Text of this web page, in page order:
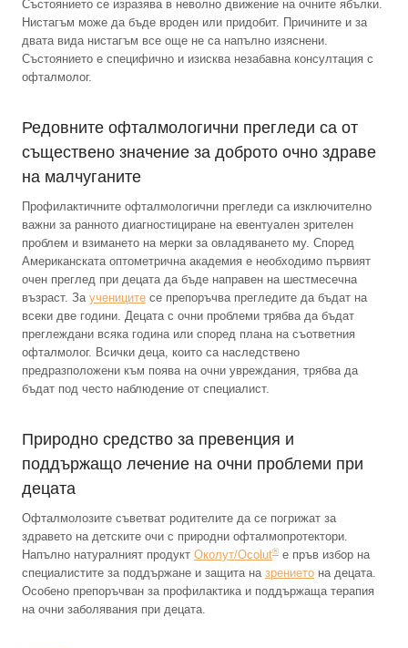
Състоянието се изразява в неволно движение на очните ябълки.
Нистагъм може да бъде вроден или придобит. Причините и за
двата вида нистагъм все още не са напълно изяснени.
Състоянието е специфично и изисква незабавна консултация с
офталмолог.
Редовните офталмологични прегледи са от
съществено значение за доброто очно здраве
на малчуганите
Профилактичните офталмологични прегледи са изключително
важни за ранното диагностициране на евентуален зрителен
проблем и взимането на мерки за овладяването му. Според
Американската оптометрична академия е необходимо първият
очен преглед при децата да бъде направен на шестмесечна
възраст. За учениците се препоръчва прегледите да бъдат на
всеки две години. Децата с очни проблеми трябва да бъдат
преглеждани всяка година или според плана на съответния
офталмолог. Всички деца, които са наследствено
предразположени към поява на очни увреждания, трябва да
бъдат под често наблюдение от специалист.
Природно средство за превенция и
поддържащо лечение на очни проблеми при
децата
Офталмолозите съветват родителите да се погрижат за
здравето на детските очи с природни офталмопротектори.
Напълно натуралният продукт Околут/Ocolut®е пръв избор на
специалистите за поддържане и защита на зрението на децата.
Особено препоръчван за профилактика и поддържаща терапия
на очни заболявания при децата.